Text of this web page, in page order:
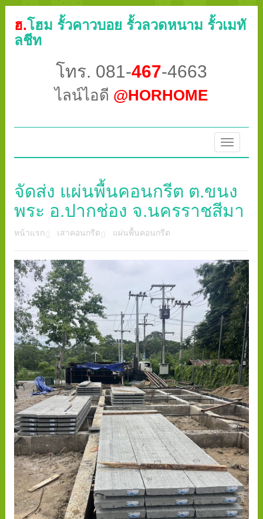
ฮ.โฮม รั้วคาวบอย รั้วลวดหนาม รั้วเมทั
ลชีท
โทร. 081-467-4663
ไลน์ไอดี @HORHOME
Toggle
จัดส่ง แผ่นพื้นคอนกรีต ต.ขนง
พระ อ.ปากช่อง จ.นครราชสีมา
หน้าแรก เสาคอนกรีต แผ่นพื้นคอนกรีต